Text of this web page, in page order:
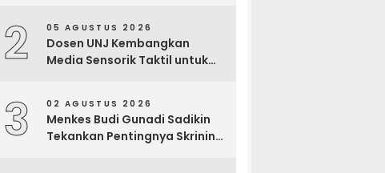
2 05 AGUSTUS 2026
Dosen UNJ Kembangkan
Media Sensorik Taktil untuk
3 02 AGUSTUS 2026
Menkes Budi Gunadi Sadikin
Tekankan Pentingnya Skrining